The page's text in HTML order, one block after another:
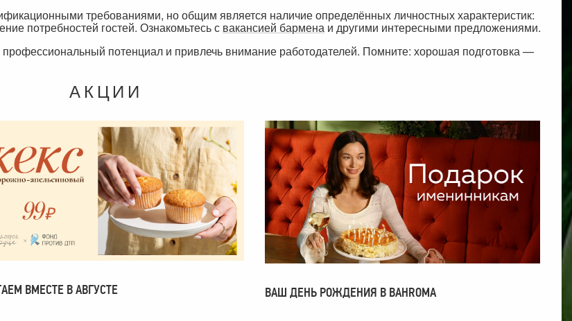
требованиями, но общим является наличие определённых личностных характеристик:
потребностей гостей. Ознакомьтесь с вакансией бармена и другими интересными предложениями.
потенциал и привлечь внимание работодателей. Помните: хорошая подготовка —
АКЦИИ
ВМЕСТЕ В АВГУСТЕ ВАШ ДЕНЬ РОЖДЕНИЯ В BAHROMA